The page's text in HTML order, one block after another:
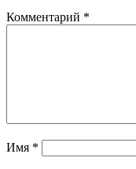
Комментарий *
Имя *